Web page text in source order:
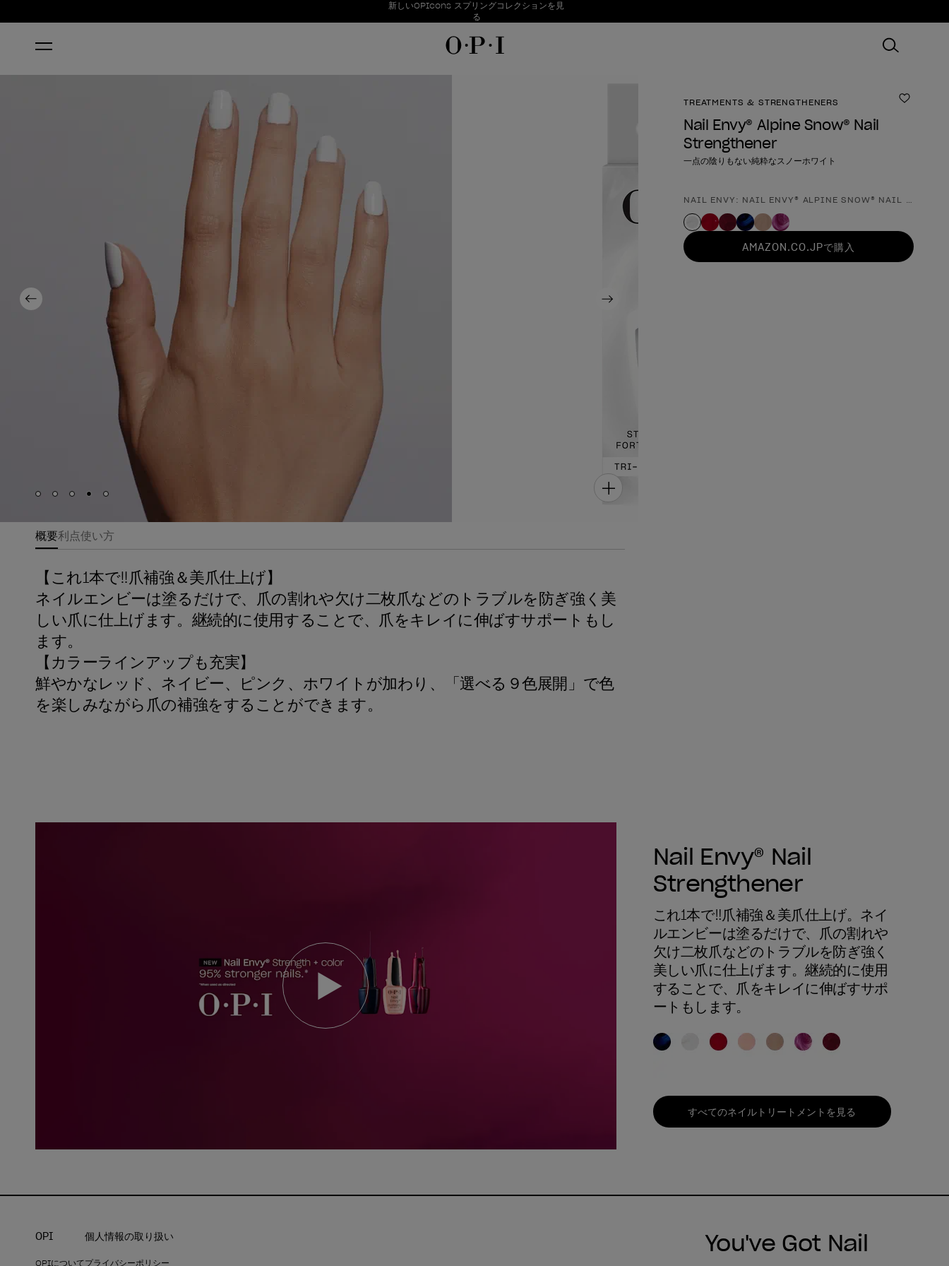
お得情報新しいOPIcons スプリングコレクションを見
る
Item 1 of 1
Previous Next
Skip to slide
Skip to slide
Skip to slide
Skip to slide
Skip to slide
TREATMENTS & STRENGTHENERS ほしい
Nail Envy® Alpine Snow® Nail
Strengthener
一点の陰りもない純粋なスノーホワイト
製品形態
NAIL ENVY: NAIL ENVY® ALPINE SNOW® NAIL
AMAZON.CO.JPで購入
概要利点使い方
【これ1本で‼爪補強＆美爪仕上げ】
ネイルエンビーは塗るだけで、爪の割れや欠け二枚爪などのトラブルを防ぎ強く美
しい爪に仕上げます。継続的に使用することで、爪をキレイに伸ばすサポートもし
ます。
【カラーラインアップも充実】
鮮やかなレッド、ネイビー、ピンク、ホワイトが加わり、「選べる９色展開」で色
を楽しみながら爪の補強をすることができます。
Nail Envy® Nail
Strengthener
これ1本で‼爪補強＆美爪仕上げ。ネイ
ルエンビーは塗るだけで、爪の割れや
欠け二枚爪などのトラブルを防ぎ強く
美しい爪に仕上げます。継続的に使用
することで、爪をキレイに伸ばすサポ
ートもします。
すべてのネイルトリートメントを見る
OPI
OPIについて
個人情報の取り扱い
プライバシーポリシー
You've Got Nail